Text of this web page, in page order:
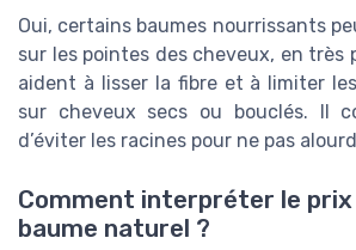
Oui, certains baumes nourrissants
sur les pointes des cheveux, en
aident à lisser la fibre et à limiter
sur cheveux secs ou bouclés. Il
d’éviter les racines pour ne pas
Comment interpréter le prix
baume naturel ?